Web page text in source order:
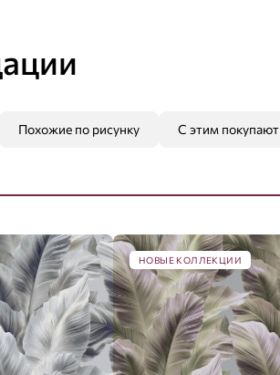
Похожие по рисунку С этим покупают
НОВЫЕ КОЛЛЕКЦИИ